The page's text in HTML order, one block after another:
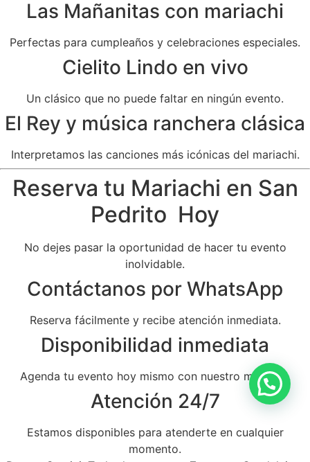
Las Mañanitas con mariachi
Perfectas para cumpleaños y celebraciones especiales.
Cielito Lindo en vivo
Un clásico que no puede faltar en ningún evento.
El Rey y música ranchera clásica
Interpretamos las canciones más icónicas del mariachi.
Reserva tu Mariachi en San
Pedrito Hoy
No dejes pasar la oportunidad de hacer tu evento
inolvidable.
Contáctanos por WhatsApp
Reserva fácilmente y recibe atención inmediata.
Disponibilidad inmediata
Agenda tu evento hoy mismo con nuestro mariachi.
Atención 24/7
Estamos disponibles para atenderte en cualquier
momento.